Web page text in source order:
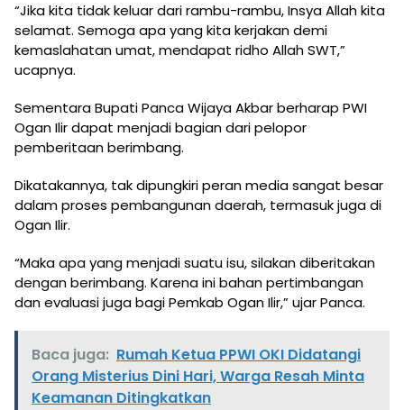
“Jika kita tidak keluar dari rambu-rambu, Insya Allah kita
selamat. Semoga apa yang kita kerjakan demi
kemaslahatan umat, mendapat ridho Allah SWT,”
ucapnya.
Sementara Bupati Panca Wijaya Akbar berharap PWI
Ogan Ilir dapat menjadi bagian dari pelopor
pemberitaan berimbang.
Dikatakannya, tak dipungkiri peran media sangat besar
dalam proses pembangunan daerah, termasuk juga di
Ogan Ilir.
“Maka apa yang menjadi suatu isu, silakan diberitakan
dengan berimbang. Karena ini bahan pertimbangan
dan evaluasi juga bagi Pemkab Ogan Ilir,” ujar Panca.
Baca juga: Rumah Ketua PPWI OKI Didatangi
Orang Misterius Dini Hari, Warga Resah Minta
Keamanan Ditingkatkan